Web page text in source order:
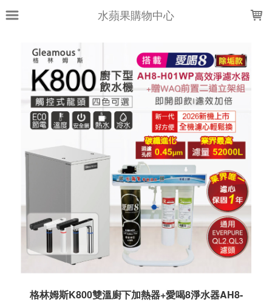
水蘋果購物中心
格林姆斯K800雙溫廚下加熱器+愛喝8淨水器AH8-